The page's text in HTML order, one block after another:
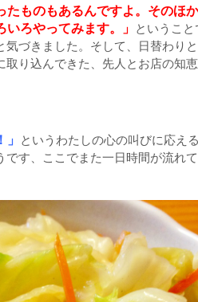
たものもあるんですよ。そのほ
ろやってみます。」 というこ
づきました。そして、日替わり
り込んできた、先人とお店の知
というわたしの心の叫びに応え
す、ここでまた一日時間が流れ